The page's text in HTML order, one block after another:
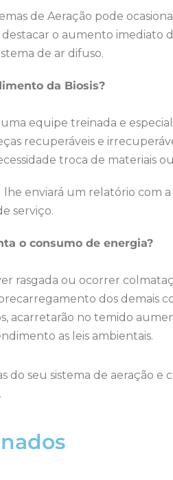
de Aeração pode
o aumento imediato
de ar difuso.
da Biosis?
equipe treinada e
recuperáveis e
troca de materiais
enviará um relatório com
serviço.
o consumo de energia?
rasgada ou ocorrer
dos demais
acarretarão no temido
as leis ambientais.
do seu sistema de aeração e